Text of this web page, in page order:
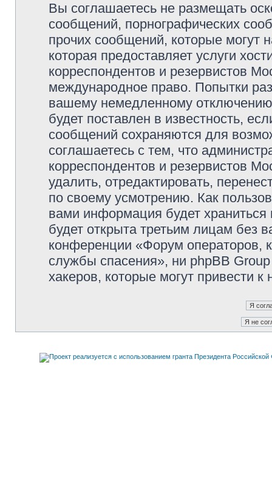
Вы соглашаетесь не размещать
сообщений, порнографических
прочих сообщений, которые могут
которая предоставляет услуги
корреспондентов и резервистов
международное право. Попытки
вашему немедленному
будет поставлен в известность,
сообщений сохраняются для
соглашаетесь с тем, что
корреспондентов и резервистов
удалить, отредактировать,
по своему усмотрению. Как
вами информация будет
будет открыта третьим лицам без
конференции «Форум операторов,
службы спасения», ни phpBB
хакеров, которые могут привести